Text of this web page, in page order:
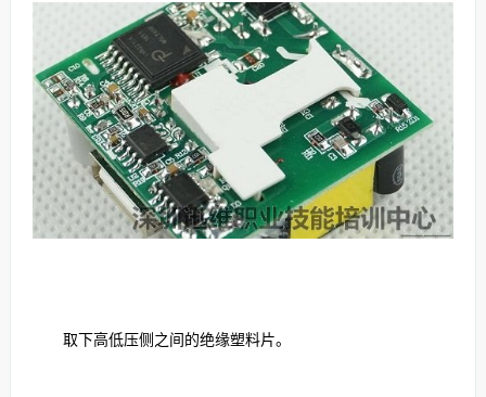
取下高低压侧之间的绝缘塑料片。